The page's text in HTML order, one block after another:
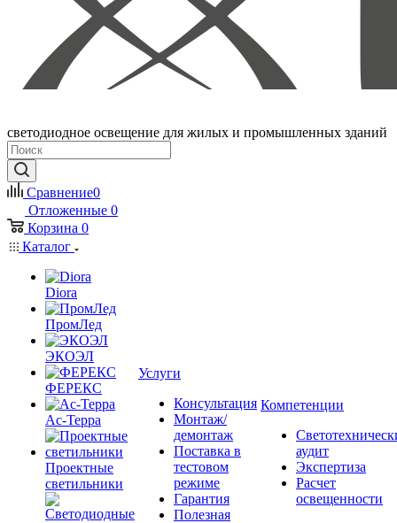
светодиодное освещение для жилых и промышленных зданий
Сравнение0
Отложенные 0
Корзина 0
Каталог
Diora
ПромЛед
ЭКОЭЛ
ФЕРЕКС
Ас-Терра
Проектные
светильники
Услуги
Консультация
Монтаж/
демонтаж
Поставка в
тестовом
режиме
Гарантия
Полезная
Компетенции
аудит
Экспертиза
Расчет
освещенности